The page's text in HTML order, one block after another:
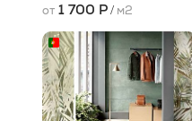
от 1 700 Р/ м2